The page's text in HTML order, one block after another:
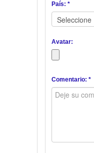
País: *
Avatar:
Comentario: *